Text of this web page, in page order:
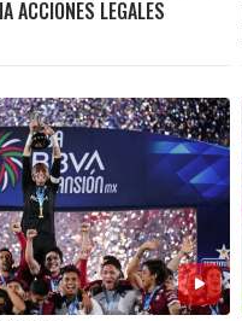
ACCIONES LEGALES